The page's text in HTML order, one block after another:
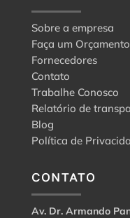
Sobre a empresa
Faça um Orçamento
Fornecedores
Contato
Trabalhe Conosco
Relatório de
Blog
Política de
CONTATO
Av. Dr. Armando